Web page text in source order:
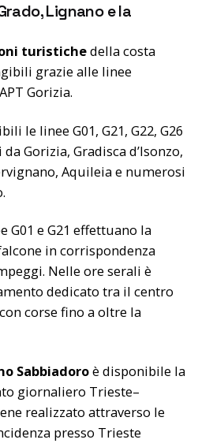
Lignano e la
turistichedella costa
grazie alle linee
Gorizia.
le linee G01, G21, G22, G26
Gorizia, Gradisca d’Isonzo,
Aquileia e numerosi
G01 e G21 effettuano la
in corrispondenza
Nelle ore serali è
dedicato tra il centro
corse fino a oltre la
Sabbiadoroè disponibile la
giornaliero Trieste–
realizzato attraverso le
presso Trieste